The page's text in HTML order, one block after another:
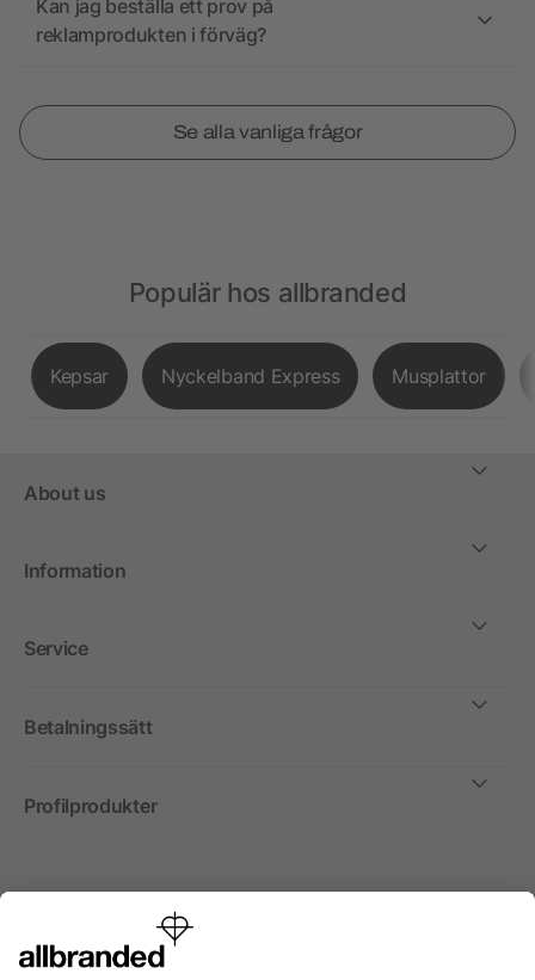
Kan jag beställa ett prov på
reklamprodukten i förväg?
Se alla vanliga frågor
Populär hos allbranded
Kepsar Nyckelband Express Musplattor
About us
Information
Service
Betalningssätt
Profilprodukter
Internationellt